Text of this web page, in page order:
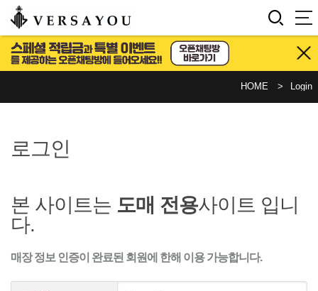
HOME Login
로그인
본 사이트는 도매 전용사이트 입니
다.
매장 정보 인증이 완료된 회원에 한해 이용 가능합니다.